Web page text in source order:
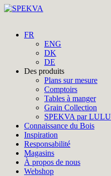
FR
ENG
DK
DE
Des produits
Plans sur mesure
Comptoirs
Tables à manger
Grain Collection
SPEKVA par LULU
Connaissance du Bois
Inspiration
Responsabilité
Magasins
À propos de nous
Webshop